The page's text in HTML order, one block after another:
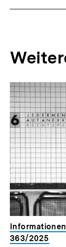
für
weitere
Inhalte
363/2025